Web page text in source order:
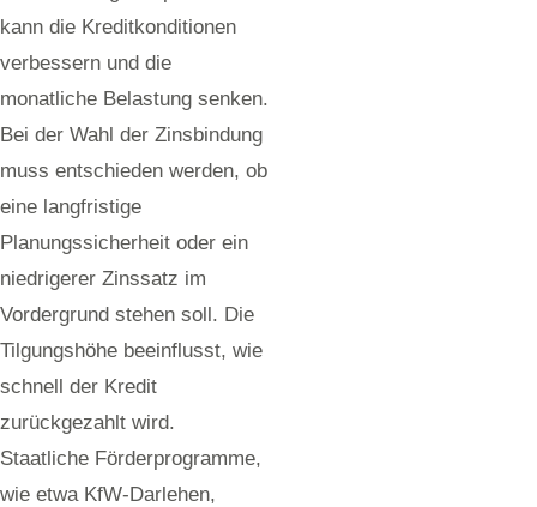
kann die Kreditkonditionen
verbessern und die
monatliche Belastung senken.
Bei der Wahl der Zinsbindung
muss entschieden werden, ob
eine langfristige
Planungssicherheit oder ein
niedrigerer Zinssatz im
Vordergrund stehen soll. Die
Tilgungshöhe beeinflusst, wie
schnell der Kredit
zurückgezahlt wird.
Staatliche Förderprogramme,
wie etwa KfW-Darlehen,